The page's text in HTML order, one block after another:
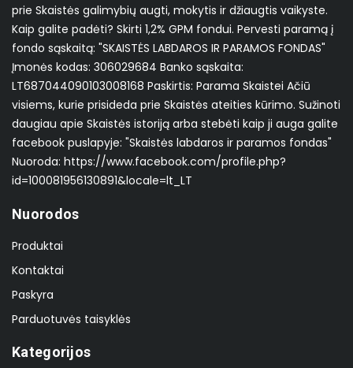
prie Skaistės galimybių augti, mokytis ir džiaugtis vaikyste.
Kaip galite padėti? Skirti 1,2% GPM fondui. Pervesti paramą į
fondo sąskaitą: "SKAISTĖS LABDAROS IR PARAMOS FONDAS"
Įmonės kodas: 306029684 Banko sąskaita:
LT687044090103008168 Paskirtis: Parama Skaistei Ačiū
visiems, kurie prisideda prie Skaistės ateities kūrimo. Sužinoti
daugiau apie Skaistės istoriją arba stebėti kaip ji auga galite
facebook puslapyje: "Skaistės labdaros ir paramos fondas"
Nuoroda: https://www.facebook.com/profile.php?
id=100081956130891&locale=lt_LT
Nuorodos
Produktai
Kontaktai
Paskyra
Parduotuvės taisyklės
Kategorijos